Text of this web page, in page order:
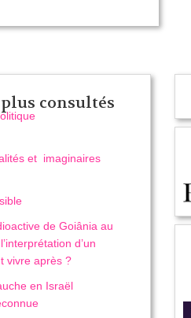
consultés
et imaginaires
de Goiânia au
d’un
vivre après ?
en Israël